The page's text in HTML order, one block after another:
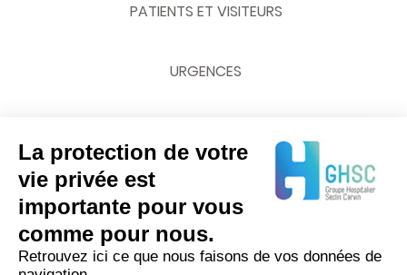
PATIENTS ET VISITEURS
URGENCES
03 20 62 70 00
La protection de votre
vie privée est
importante pour vous
comme pour nous.
Retrouvez ici ce que nous faisons de vos données de